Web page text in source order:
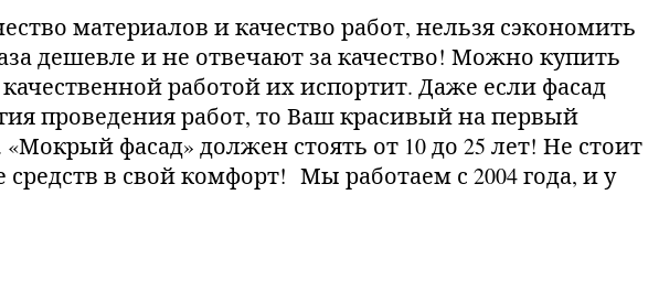
материалов и качество работ, нельзя сэкономить
дешевле и не отвечают за качество! Можно купить
работой их испортит. Даже если фасад
проведения работ, то Ваш красивый на первый
фасад» должен стоять от 10 до 25 лет! Не стоит
в свой комфорт! Мы работаем с 2004 года, и у